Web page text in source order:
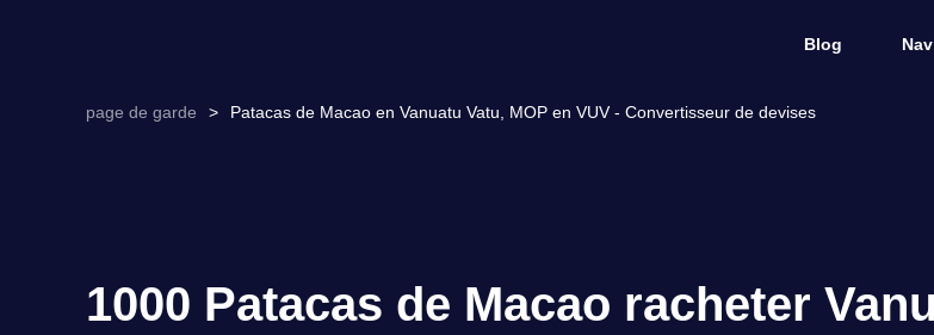
Blog
page de garde > Patacas de Macao en Vanuatu Vatu, MOP en VUV - Convertisseur de devises
1000 Patacas de Macao racheter